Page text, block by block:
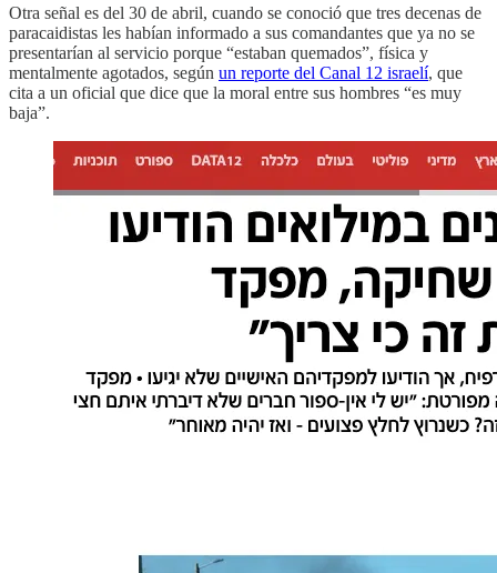
Otra señal es del 30 de abril, cuando se conoció que tres decenas de
paracaidistas les habían informado a sus comandantes que ya no se
presentarían al servicio porque “estaban quemados”, física y
mentalmente agotados, según un reporte del Canal 12 israelí, que
cita a un oficial que dice que la moral entre sus hombres “es muy
baja”.